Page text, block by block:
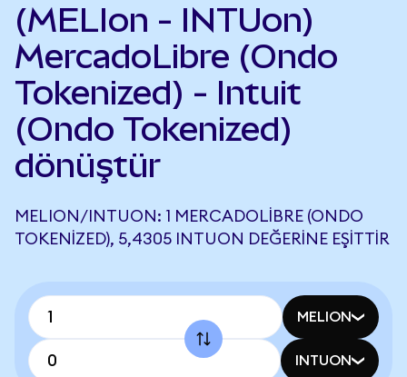
(MELIon - INTUon)
MercadoLibre (Ondo
Tokenized) - Intuit
(Ondo Tokenized)
dönüştür
MELION/INTUON: 1 MERCADOLIBRE (ONDO
TOKENIZED), 5,4305 INTUON DEĞERINE EŞITTIR
MELION
INTUON